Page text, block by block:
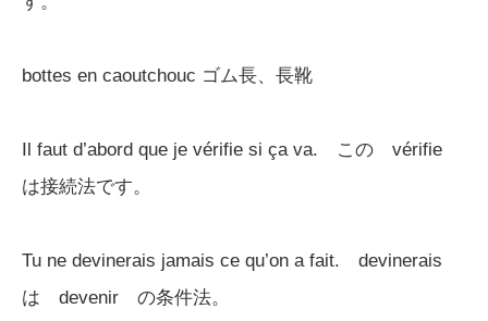
bottes en caoutchouc ゴム長、長靴
Il faut d’abord que je vérifie si ça va. この vérifie
は接続法です。
Tu ne devinerais jamais ce qu’on a fait. devinerais
は devenir の条件法。